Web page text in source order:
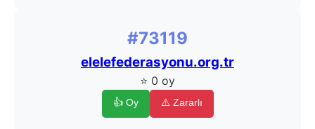
#73119
elelefederasyonu.org.tr
⭐ 0 oy
👍 Oy ⚠️ Zararlı